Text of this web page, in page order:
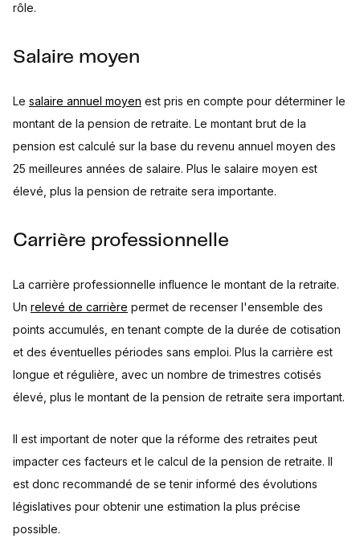
rôle.
Salaire moyen
Le salaire annuel moyen est pris en compte pour déterminer le
montant de la pension de retraite. Le montant brut de la
pension est calculé sur la base du revenu annuel moyen des
25 meilleures années de salaire. Plus le salaire moyen est
élevé, plus la pension de retraite sera importante.
Carrière professionnelle
La carrière professionnelle influence le montant de la retraite.
Un relevé de carrière permet de recenser l'ensemble des
points accumulés, en tenant compte de la durée de cotisation
et des éventuelles périodes sans emploi. Plus la carrière est
longue et régulière, avec un nombre de trimestres cotisés
élevé, plus le montant de la pension de retraite sera important.
Il est important de noter que la réforme des retraites peut
impacter ces facteurs et le calcul de la pension de retraite. Il
est donc recommandé de se tenir informé des évolutions
législatives pour obtenir une estimation la plus précise
possible.